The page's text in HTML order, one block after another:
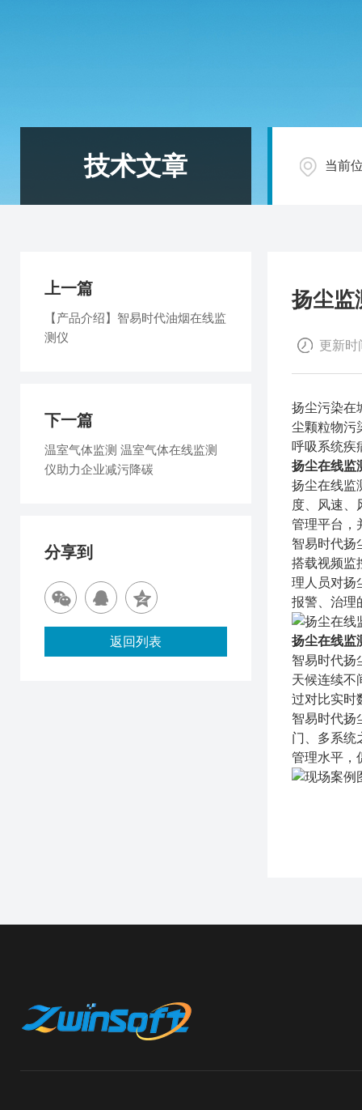
技术文章 当前
扬尘监
更新时
扬尘污染在
尘颗粒物污
呼吸系统疾
扬尘在线监
扬尘在线监
度、风速、
管理平台，
智易时代扬
搭载视频监
理人员对扬
报警、治理
扬尘在线监
智易时代扬
天候连续不
过对比实时
智易时代扬
门、多系统
管理水平，
上一篇
【产品介绍】智易时代油烟在线监
测仪
下一篇
温室气体监测 温室气体在线监测
仪助力企业减污降碳
分享到
返回列表